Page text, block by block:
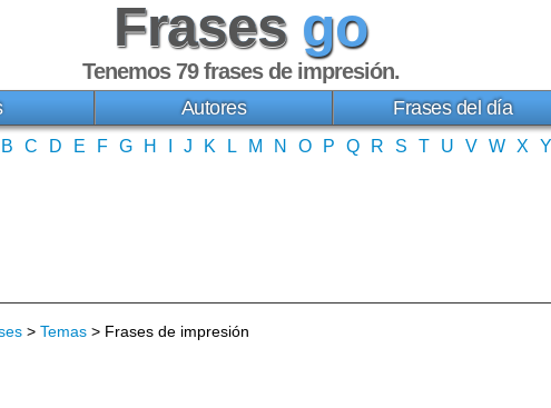
Frases go
Tenemos 79frases de impresión.
Autores Frases del día
B C D E F G H J K L M N O P Q R S T U V W X Y
> Temas > Frases de impresión